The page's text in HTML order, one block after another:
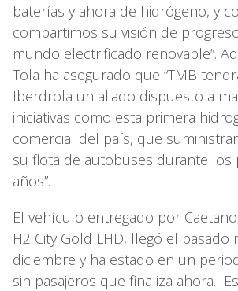
baterías y ahora de hidrógeno, y
compartimos su visión de
mundo electrificado renovable”.
Tola ha asegurado que “TMB
Iberdrola un aliado dispuesto a
iniciativas como esta primera
comercial del país, que
su flota de autobuses durante los
años”.
El vehículo entregado por
H2 City Gold LHD, llegó el pasado
diciembre y ha estado en un
sin pasajeros que finaliza ahora.